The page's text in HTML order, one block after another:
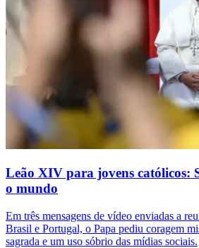
Leão XIV para jovens católicos:
o mundo
Em três mensagens de vídeo enviadas a
Brasil e Portugal, o Papa pediu coragem
sagrada e um uso sóbrio das mídias sociais.